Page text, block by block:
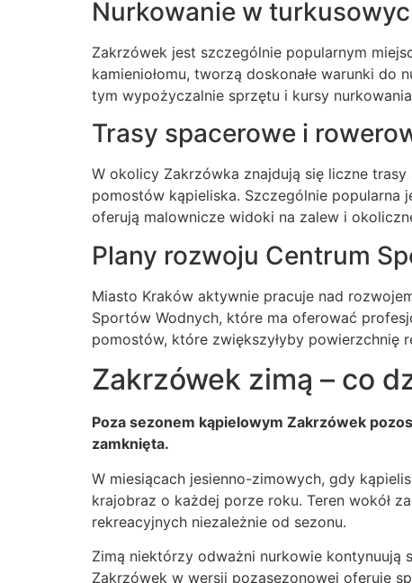
Nurkowanie w
Zakrzówek jest szczególnie popularnym
kamieniołomu, tworzą doskonałe warunki do
tym wypożyczalnie sprzętu i kursy
Trasy spacerowe i
W okolicy Zakrzówka znajdują się liczne
pomostów kąpieliska. Szczególnie popularna
oferują malownicze widoki na zalew i
Plany rozwoju Centrum
Miasto Kraków aktywnie pracuje nad
Sportów Wodnych, które ma oferować
pomostów, które zwiększyłyby powierzchnię
Zakrzówek zimą – co
Poza sezonem kąpielowym Zakrzówek
zamknięta.
W miesiącach jesienno-zimowych, gdy
krajobraz o każdej porze roku. Teren wokół
rekreacyjnych niezależnie od sezonu.
Zimą niektórzy odważni nurkowie kontynuują
Zakrzówek w wersji pozasezonowej oferuje